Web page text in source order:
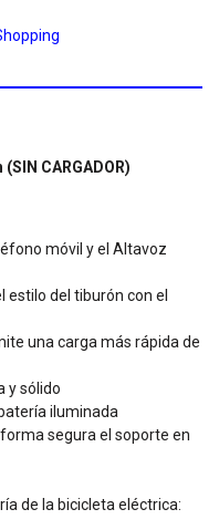
CARGADOR)
móvil y el Altavoz
estilo del tiburón con el
una carga más rápida de
y sólido
iluminada
segura el soporte en
de la bicicleta eléctrica: